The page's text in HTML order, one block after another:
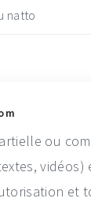
natto
ou
vidéos)
et